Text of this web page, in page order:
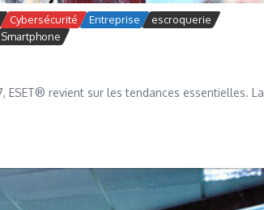
Cybersécurité Entreprise
escroquerie
Smartphone
ESET® revient sur les tendances essentielles. La